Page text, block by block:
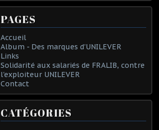
PAGES
Accueil
Album - Des marques d'UNILEVER
Links
Solidarité aux salariés de FRALIB, contre
l'exploiteur UNILEVER
Contact
CATÉGORIES